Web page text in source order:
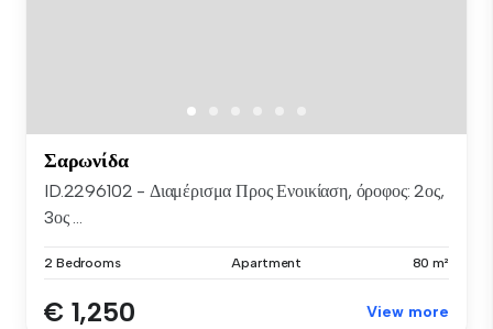
Σαρωνίδα
ID.2296102 - Διαμέρισμα Προς Ενοικίαση, όροφος: 2ος,
3ος ...
2 Bedrooms Apartment 80 m²
€ 1,250 View more